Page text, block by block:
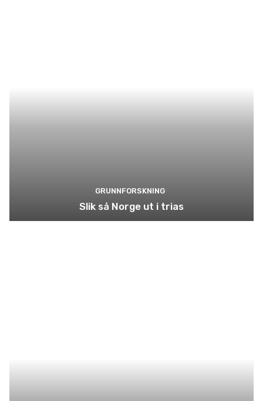
GRUNNFORSKNING
Slik så Norge ut i trias